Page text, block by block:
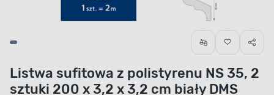
Listwa sufitowa z polistyrenu NS 35, 2
sztuki 200 x 3,2 x 3,2 cm biały DMS